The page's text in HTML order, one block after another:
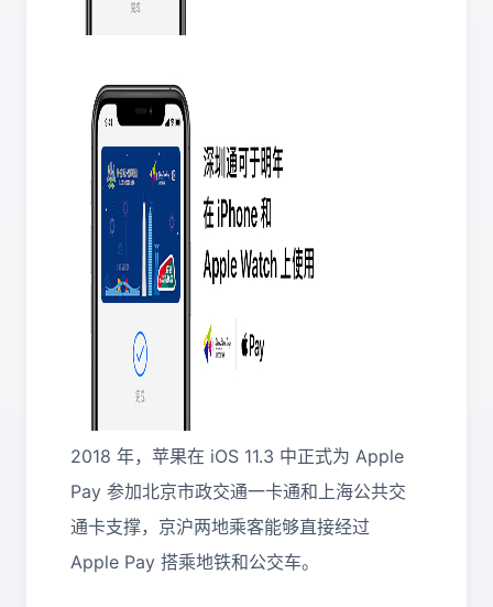
2018 年，苹果在 iOS 11.3 中正式为 Apple
Pay 参加北京市政交通一卡通和上海公共交
通卡支撑，京沪两地乘客能够直接经过
Apple Pay 搭乘地铁和公交车。